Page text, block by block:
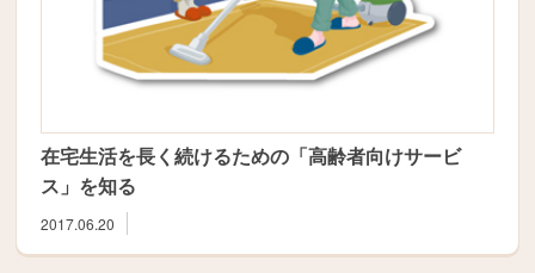
在宅生活を長く続けるための「高齢者向けサービ
ス」を知る
2017.06.20